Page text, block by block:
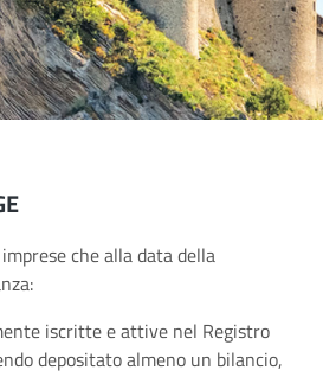
che alla data della
iscritte e attive nel Registro
depositato almeno un bilancio,